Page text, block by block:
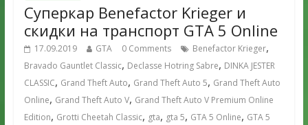
Суперкар Benefactor Krieger и
скидки на транспорт GTA 5 Online
17.09.2019 GTA 0 Comments Benefactor Krieger,
Bravado Gauntlet Classic, Declasse Hotring Sabre, DINKA JESTER
CLASSIC, Grand Theft Auto, Grand Theft Auto 5, Grand Theft Auto
Online, Grand Theft Auto V, Grand Theft Auto V Premium Online
Edition, Grotti Cheetah Classic, gta, gta 5, GTA 5 Online, GTA 5